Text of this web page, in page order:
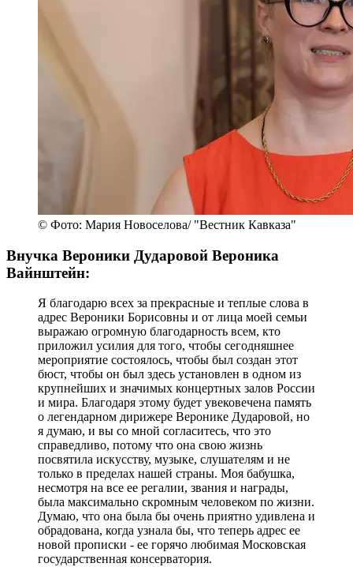
© Фото: Мария Новоселова/ "Вестник Кавказа"
Внучка Вероники Дударовой Вероника
Вайнштейн:
Я благодарю всех за прекрасные и теплые слова в
адрес Вероники Борисовны и от лица моей семьи
выражаю огромную благодарность всем, кто
приложил усилия для того, чтобы сегодняшнее
мероприятие состоялось, чтобы был создан этот
бюст, чтобы он был здесь установлен в одном из
крупнейших и значимых концертных залов России
и мира. Благодаря этому будет увековечена память
о легендарном дирижере Веронике Дударовой, но
я думаю, и вы со мной согласитесь, что это
справедливо, потому что она свою жизнь
посвятила искусству, музыке, слушателям и не
только в пределах нашей страны. Моя бабушка,
несмотря на все ее регалии, звания и награды,
была максимально скромным человеком по жизни.
Думаю, что она была бы очень приятно удивлена и
обрадована, когда узнала бы, что теперь адрес ее
новой прописки - ее горячо любимая Московская
государственная консерватория.